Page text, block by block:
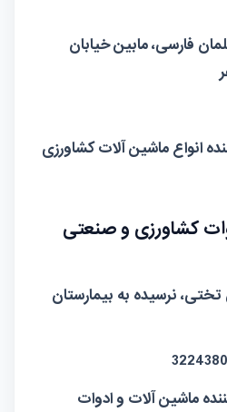
فارسی، مابین خیابان
انواع ماشین آلات کشاورزی
کشاورزی و صنعتی
تختی، نرسیده به بیمارستان
ماشین آلات و ادوات